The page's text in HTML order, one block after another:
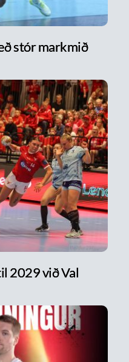
stór markmið
2029 við Val